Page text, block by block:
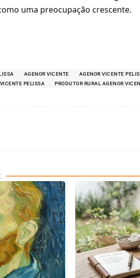
uma preocupação crescente.
AGENOR VICENTE AGENOR VICENTE
PELISSA
PRODUTOR RURAL AGENOR